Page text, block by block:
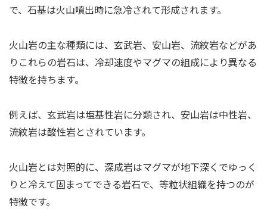
で、石基は火山噴出時に急冷されて形成されます。
火山岩の主な種類には、玄武岩、安山岩、流紋岩などがあ
りこれらの岩石は、冷却速度やマグマの組成により異なる
特徴を持ちます。
例えば、玄武岩は塩基性岩に分類され、安山岩は中性岩、
流紋岩は酸性岩とされています。
火山岩とは対照的に、深成岩はマグマが地下深くでゆっく
りと冷えて固まってできる岩石で、等粒状組織を持つのが
特徴です。